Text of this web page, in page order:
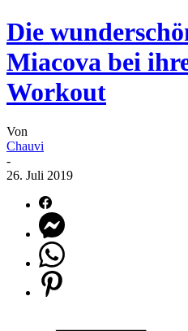
Die
Miacova bei
Workout
Von
Chauvi
-
26. Juli 2019